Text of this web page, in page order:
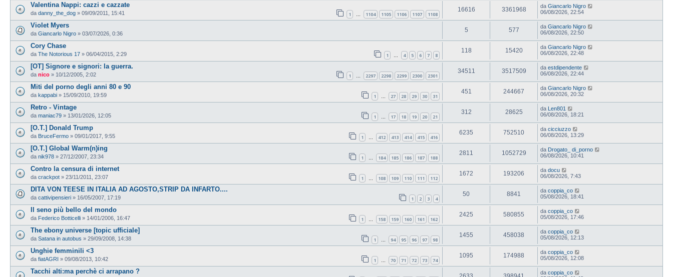
Valentina Nappi: cazzi e cazzate
da danny_the_dog » 09/09/2011, 15:41 1 … 1104 1105 1106 1107 1108
16616 3361968 da Giancarlo Nigro
06/08/2026, 22:54
Violet Myers
da Giancarlo Nigro » 03/07/2026, 0:36
5 577 da Giancarlo Nigro
06/08/2026, 22:50
Cory Chase
da The Notorious 17 » 06/04/2015, 2:29 1 … 4 5 6 7 8
118 15420 da Giancarlo Nigro
06/08/2026, 22:48
[OT] Signore e signori: la guerra.
da nico » 10/12/2005, 2:02 1 … 2297 2298 2299 2300 2301
34511 3517509 da estdipendente
06/08/2026, 22:44
Miti del porno degli anni 80 e 90
da kappabi » 15/09/2010, 19:59 1 … 27 28 29 30 31
451 244667 da Giancarlo Nigro
06/08/2026, 20:32
Retro - Vintage
da maniac79 » 13/01/2026, 12:05 1 … 17 18 19 20 21
312 28625 da Len801
06/08/2026, 18:21
[O.T.] Donald Trump
da BruceFermo » 09/01/2017, 9:55 1 … 412 413 414 415 416
6235 752510 da cicciuzzo
06/08/2026, 13:29
[O.T.] Global Warm(n)ing
da nik978 » 27/12/2007, 23:34 1 … 184 185 186 187 188
2811 1052729 da Drogato_ di_porno
06/08/2026, 10:41
Contro la censura di internet
da crackpot » 23/11/2011, 23:07 1 … 108 109 110 111 112
1672 193206 da docu
06/08/2026, 7:43
DITA VON TEESE IN ITALIA AD AGOSTO,STRIP DA INFARTO....
da cattivipensieri » 16/05/2007, 17:19 1 2 3 4
50 8841 da coppia_co
05/08/2026, 18:41
Il seno più bello del mondo
da Federico Botticelli » 14/01/2006, 16:47 1 … 158 159 160 161 162
2425 580855 da coppia_co
05/08/2026, 17:46
The ebony universe [topic ufficiale]
da Satana in autobus » 29/09/2008, 14:38 1 … 94 95 96 97 98
1455 458038 da coppia_co
05/08/2026, 12:13
Unghie femminili <3
da fiatAGRI » 09/08/2013, 10:42 1 … 70 71 72 73 74
1095 174988 da coppia_co
05/08/2026, 12:08
Tacchi alti:ma perchè ci arrapano ? da coppia_co